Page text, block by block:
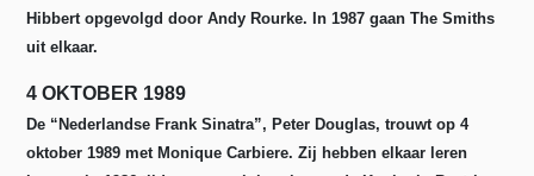
Hibbert opgevolgd door Andy Rourke. In 1987 gaan The Smiths
uit elkaar.
4 OKTOBER 1989
De “Nederlandse Frank Sinatra”, Peter Douglas, trouwt op 4
oktober 1989 met Monique Carbiere. Zij hebben elkaar leren